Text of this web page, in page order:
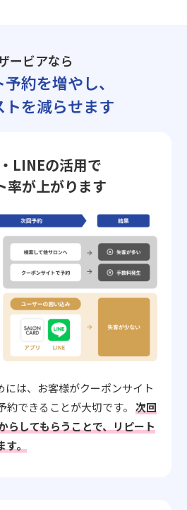
ービアなら
約を増やし、
トを減らせます
LINEの活用で
率が上がります
には、お客様がクーポンサイト
できることが大切です。 次回
らしてもらうことで、リピート
す。